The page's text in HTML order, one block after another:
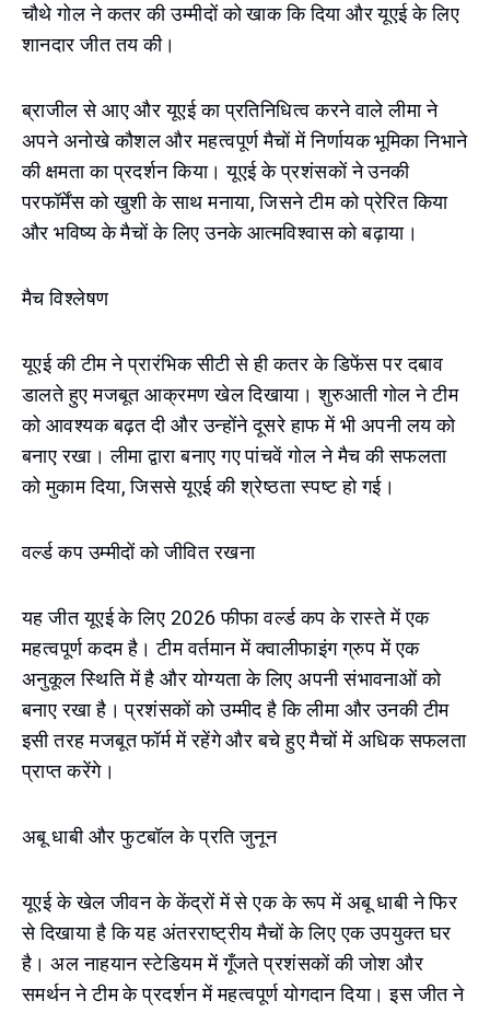
चौथे गोल ने कतर की उम्मीदों को खाक कि दिया और यूएई के लिए
शानदार जीत तय की।
ब्राजील से आए और यूएई का प्रतिनिधित्व करने वाले लीमा ने
अपने अनोखे कौशल और महत्वपूर्ण मैचों में निर्णायक भूमिका निभाने
की क्षमता का प्रदर्शन किया। यूएई के प्रशंसकों ने उनकी
परफॉर्मेंस को खुशी के साथ मनाया, जिसने टीम को प्रेरित किया
और भविष्य के मैचों के लिए उनके आत्मविश्वास को बढ़ाया।
मैच विश्लेषण
यूएई की टीम ने प्रारंभिक सीटी से ही कतर के डिफेंस पर दबाव
डालते हुए मजबूत आक्रमण खेल दिखाया। शुरुआती गोल ने टीम
को आवश्यक बढ़त दी और उन्होंने दूसरे हाफ में भी अपनी लय को
बनाए रखा। लीमा द्वारा बनाए गए पांचवें गोल ने मैच की सफलता
को मुकाम दिया, जिससे यूएई की श्रेष्ठता स्पष्ट हो गई।
वर्ल्ड कप उम्मीदों को जीवित रखना
यह जीत यूएई के लिए 2026 फीफा वर्ल्ड कप के रास्ते में एक
महत्वपूर्ण कदम है। टीम वर्तमान में क्वालीफाइंग ग्रुप में एक
अनुकूल स्थिति में है और योग्यता के लिए अपनी संभावनाओं को
बनाए रखा है। प्रशंसकों को उम्मीद है कि लीमा और उनकी टीम
इसी तरह मजबूत फॉर्म में रहेंगे और बचे हुए मैचों में अधिक सफलता
प्राप्त करेंगे।
अबू धाबी और फुटबॉल के प्रति जुनून
यूएई के खेल जीवन के केंद्रों में से एक के रूप में अबू धाबी ने फिर
से दिखाया है कि यह अंतरराष्ट्रीय मैचों के लिए एक उपयुक्त घर
है। अल नाहयान स्टेडियम में गूँजते प्रशंसकों की जोश और
समर्थन ने टीम के प्रदर्शन में महत्वपूर्ण योगदान दिया। इस जीत ने